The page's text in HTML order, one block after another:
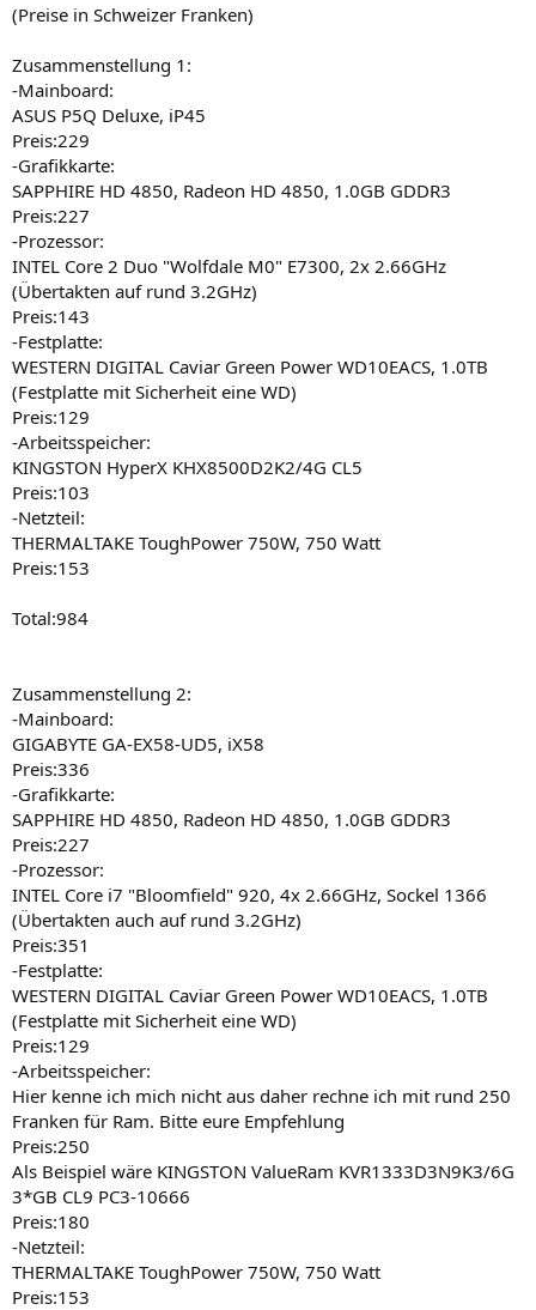
(Preise in Schweizer Franken)
Zusammenstellung 1:
-Mainboard:
ASUS P5Q Deluxe, iP45
Preis:229
-Grafikkarte:
SAPPHIRE HD 4850, Radeon HD 4850, 1.0GB GDDR3
Preis:227
-Prozessor:
INTEL Core 2 Duo "Wolfdale M0" E7300, 2x 2.66GHz
(Übertakten auf rund 3.2GHz)
Preis:143
-Festplatte:
WESTERN DIGITAL Caviar Green Power WD10EACS, 1.0TB
(Festplatte mit Sicherheit eine WD)
Preis:129
-Arbeitsspeicher:
KINGSTON HyperX KHX8500D2K2/4G CL5
Preis:103
-Netzteil:
THERMALTAKE ToughPower 750W, 750 Watt
Preis:153
Total:984
Zusammenstellung 2:
-Mainboard:
GIGABYTE GA-EX58-UD5, iX58
Preis:336
-Grafikkarte:
SAPPHIRE HD 4850, Radeon HD 4850, 1.0GB GDDR3
Preis:227
-Prozessor:
INTEL Core i7 "Bloomfield" 920, 4x 2.66GHz, Sockel 1366
(Übertakten auch auf rund 3.2GHz)
Preis:351
-Festplatte:
WESTERN DIGITAL Caviar Green Power WD10EACS, 1.0TB
(Festplatte mit Sicherheit eine WD)
Preis:129
-Arbeitsspeicher:
Hier kenne ich mich nicht aus daher rechne ich mit rund 250
Franken für Ram. Bitte eure Empfehlung
Preis:250
Als Beispiel wäre KINGSTON ValueRam KVR1333D3N9K3/6G
3*GB CL9 PC3-10666
Preis:180
-Netzteil:
THERMALTAKE ToughPower 750W, 750 Watt
Preis:153